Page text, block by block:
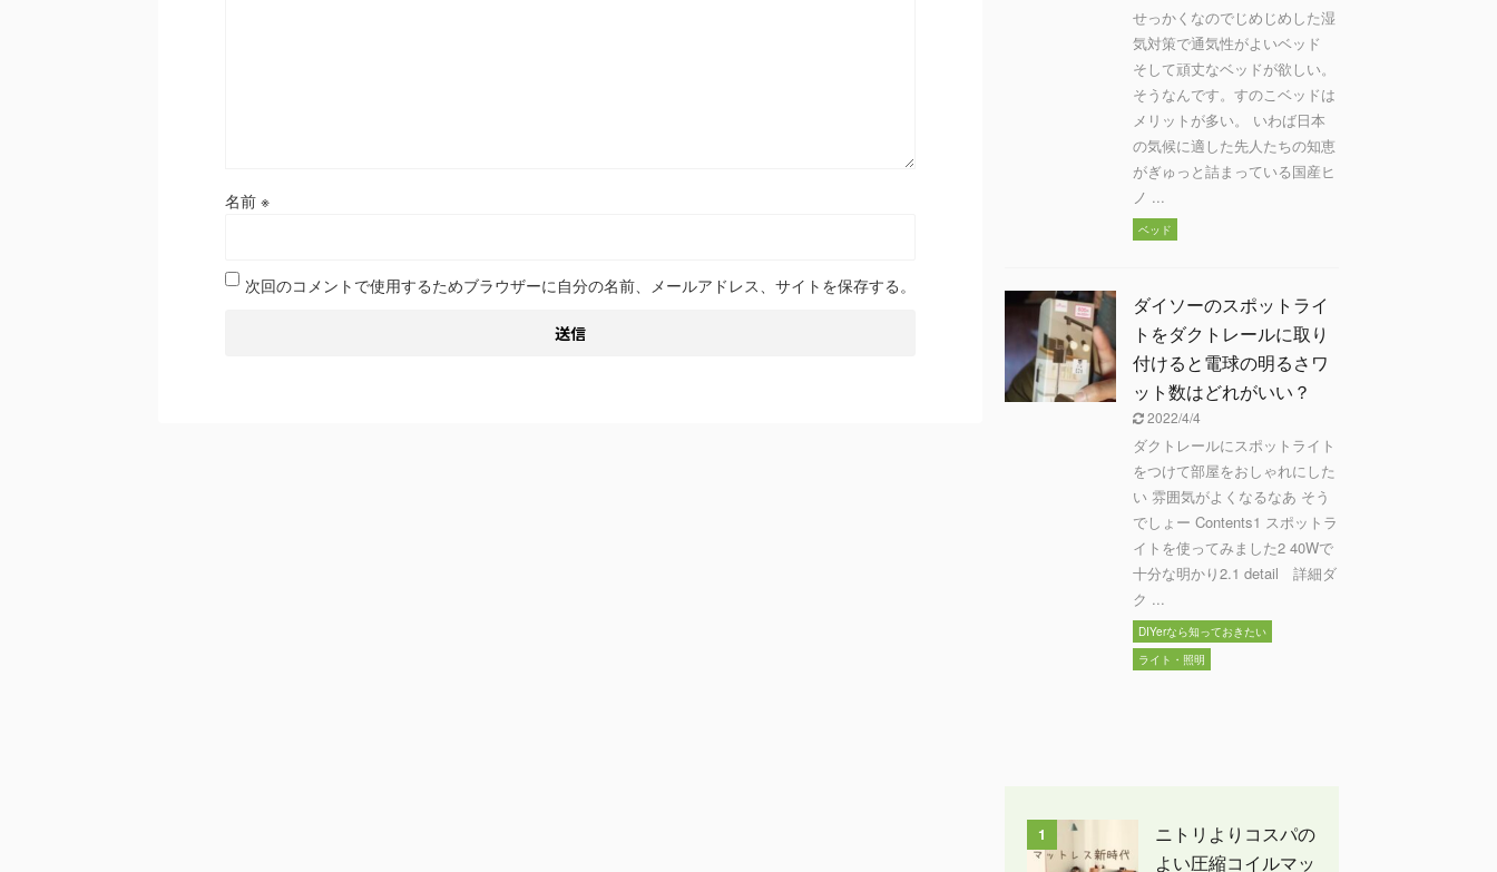
名前 ※
次回のコメントで使用するためブラウザーに自分の名前、メールアドレス、サイトを保存する。
せっかくなのでじめじめした湿
気対策で通気性がよいベッド
そして頑丈なベッドが欲しい。
そうなんです。すのこベッドは
メリットが多い。 いわば日本
の気候に適した先人たちの知恵
がぎゅっと詰まっている国産ヒ
ノ ...
ベッド
ダイソーのスポットライ
トをダクトレールに取り
付けると電球の明るさワ
ット数はどれがいい？
2022/4/4
ダクトレールにスポットライト
をつけて部屋をおしゃれにした
い 雰囲気がよくなるなあ そう
でしょー Contents1 スポットラ
イトを使ってみました2 40Wで
十分な明かり2.1 detail 詳細ダ
ク ...
DIYerなら知っておきたい
ライト・照明
1
ニトリよりコスパの
よい圧縮コイルマッ